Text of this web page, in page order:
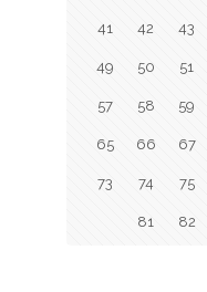
41 42 43
49 50 51
57 58 59
65 66 67
73 74 75
81 82